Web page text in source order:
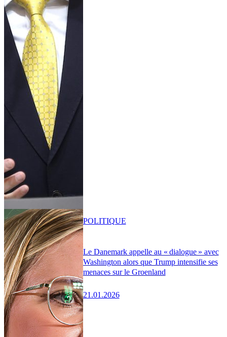
Le Danemark appelle au « dialogue » avec
Washington alors que Trump intensifie ses
menaces sur le Groenland
21.01.2026
POLITIQUE